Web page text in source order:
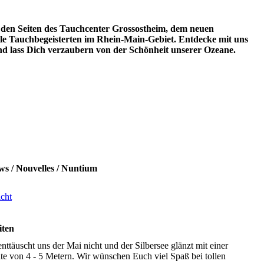
Seiten des Tauchcenter Grossostheim, dem neuen
Tauchbegeisterten im Rhein-Main-Gebiet. Entdecke mit uns
lass Dich verzaubern von der Schönheit unserer Ozeane.
/ Nouvelles / Nuntium
uns der Mai nicht und der Silbersee glänzt mit einer
von 4 - 5 Metern. Wir wünschen Euch viel Spaß bei tollen